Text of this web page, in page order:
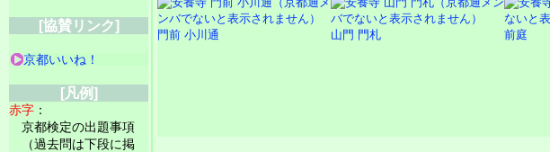
門前 小川通 山門 門札 前庭
[協賛リンク]
京都いいね！
[凡例]
赤字 ：
京都検定の出題事項
（過去問は下段に掲